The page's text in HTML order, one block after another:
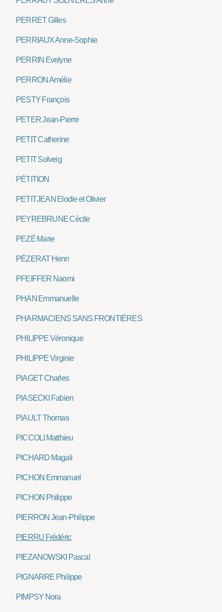
PERRET Gilles
PERRIAUX Anne-Sophie
PERRIN Evelyne
PERRON Amélie
PESTY François
PETER Jean-Pierre
PETIT Catherine
PETIT Solveig
PÉTITION
PETITJEAN Elodie et Olivier
PEYREBRUNE Cécile
PEZÉ Marie
PÉZERAT Henri
PFEIFFER Naomi
PHAN Emmanuelle
PHARMACIENS SANS FRONTIÈRES
PHILIPPE Véronique
PHILIPPE Virginie
PIAGET Charles
PIASECKI Fabien
PIAULT Thomas
PICCOLI Matthieu
PICHARD Magali
PICHON Emmanuel
PICHON Philippe
PIERRON Jean-Philippe
PIERRU Frédéric
PIEZANOWSKI Pascal
PIGNARRE Philippe
PIMPSY Nora